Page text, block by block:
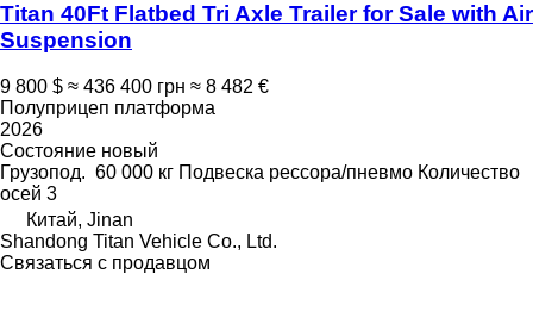
Titan 40Ft Flatbed Tri Axle Trailer for Sale with Air
Suspension
9 800 $ ≈ 436 400 грн ≈ 8 482 €
Полуприцеп платформа
2026
Состояние новый
Грузопод. 60 000 кг Подвеска рессора/пневмо Количество
осей 3
Китай, Jinan
Shandong Titan Vehicle Co., Ltd.
Связаться с продавцом